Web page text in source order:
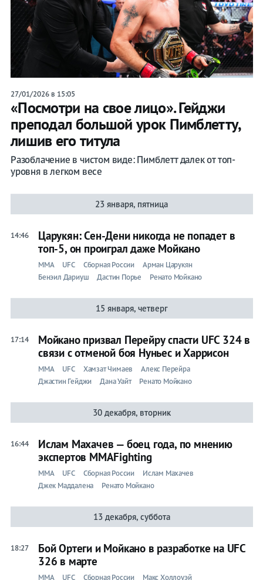
27/01/2026 в 15:05
«Посмотри на свое лицо». Гейджи
преподал большой урок Пимблетту,
лишив его титула
Разоблачение в чистом виде: Пимблетт далек от топ-
уровня в легком весе
23 января, пятница
14:46
Царукян: Сен-Дени никогда не попадет в
топ-5, он проиграл даже Мойкано
ММА UFC Сборная России
Арман Царукян
Бенэил Дариуш
Дастин Порье Ренато Мойкано
15 января, четверг
17:14
Мойкано призвал Перейру спасти UFC 324 в
связи с отменой боя Нуньес и Харрисон
ММА UFC Хамзат Чимаев
Алекс Перейра
Джастин Гейджи
Дана Уайт Ренато Мойкано
30 декабря, вторник
16:44
Ислам Махачев — боец года, по мнению
экспертов MMAFighting
ММА UFC Сборная России
Ислам Махачев
Джек Маддалена
Ренато Мойкано
13 декабря, суббота
18:27
Бой Ортеги и Мойкано в разработке на UFC
326 в марте
ММА UFC Сборная России Макс Холлоуэй